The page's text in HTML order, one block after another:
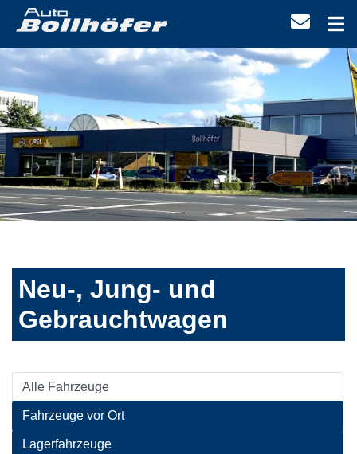
Neu-, Jung- und
Gebrauchtwagen
Alle Fahrzeuge
Fahrzeuge vor Ort
Lagerfahrzeuge